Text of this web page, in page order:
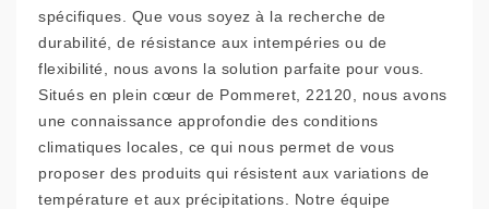
spécifiques. Que vous soyez à la recherche de
durabilité, de résistance aux intempéries ou de
flexibilité, nous avons la solution parfaite pour vous.
Situés en plein cœur de Pommeret, 22120, nous avons
une connaissance approfondie des conditions
climatiques locales, ce qui nous permet de vous
proposer des produits qui résistent aux variations de
température et aux précipitations. Notre équipe